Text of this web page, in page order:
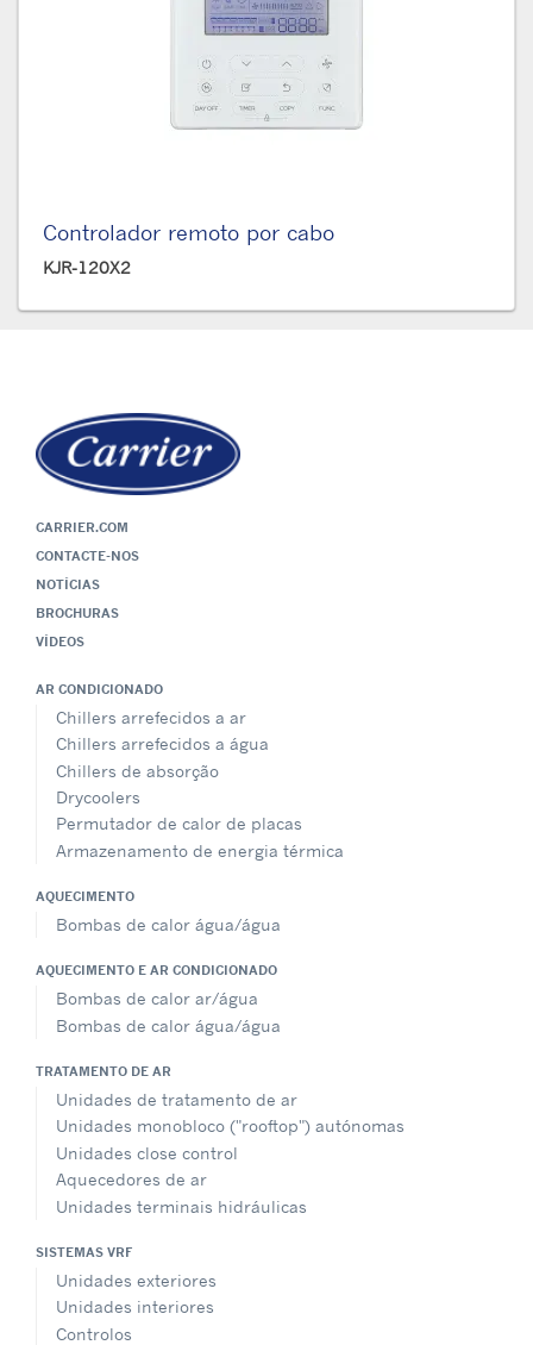
Controlador remoto por cabo
KJR-120X2
CARRIER.COM
CONTACTE-NOS
NOTÍCIAS
BROCHURAS
VÍDEOS
AR CONDICIONADO
Chillers arrefecidos a ar
Chillers arrefecidos a água
Chillers de absorção
Drycoolers
Permutador de calor de placas
Armazenamento de energia térmica
AQUECIMENTO
Bombas de calor água/água
AQUECIMENTO E AR CONDICIONADO
Bombas de calor ar/água
Bombas de calor água/água
TRATAMENTO DE AR
Unidades de tratamento de ar
Unidades monobloco ("rooftop") autónomas
Unidades close control
Aquecedores de ar
Unidades terminais hidráulicas
SISTEMAS VRF
Unidades exteriores
Unidades interiores
Controlos